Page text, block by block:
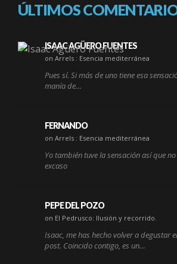
ÚLTIMOS
ISAAC AGÜERO FUENTES
on Arrels : Esencia mediterránea
Pues sí. Si más de uno tiene esa
manía de…
FERNANDO
on Arrels : Esencia mediterránea
Yo también tuve la sensación así que
excaso
PEPE DEL POZO
on El Pedrusco: Ilusión y recorrido.
Isaac, me has hecho volver a degustar
post. Coincido contigo, es un…